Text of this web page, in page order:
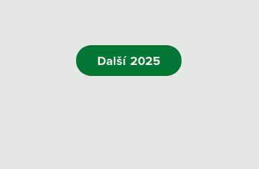
Další 2025